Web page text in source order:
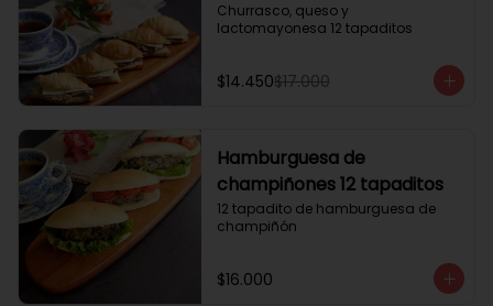
Churrasco, queso y
lactomayonesa 12 tapaditos
$14.450$17.000
Hamburguesa de
champiñones 12 tapaditos
12 tapadito de hamburguesa de
champiñón
$16.000